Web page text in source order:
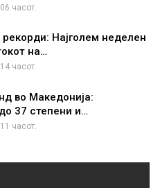
часот.
Најголем неделен
на…
часот.
во Македонија:
37 степени и…
часот.